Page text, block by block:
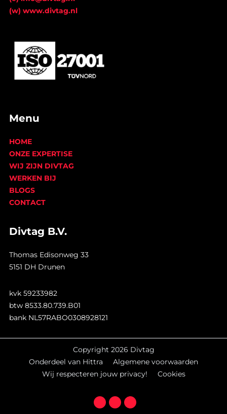
(w) www.divtag.nl
Menu
HOME
ONZE EXPERTISE
WIJ ZIJN DIVTAG
WERKEN BIJ
BLOGS
CONTACT
Divtag B.V.
Thomas Edisonweg 33
5151 DH Drunen
kvk 59233982
btw 8533.80.739.B01
bank NL57RABO0308928121
Copyright 2026 Divtag
Onderdeel van Hittra
Algemene voorwaarden
Wij respecteren jouw privacy!
Cookies